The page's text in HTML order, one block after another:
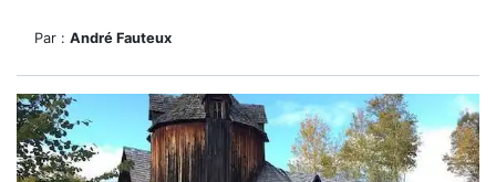
Par : André Fauteux